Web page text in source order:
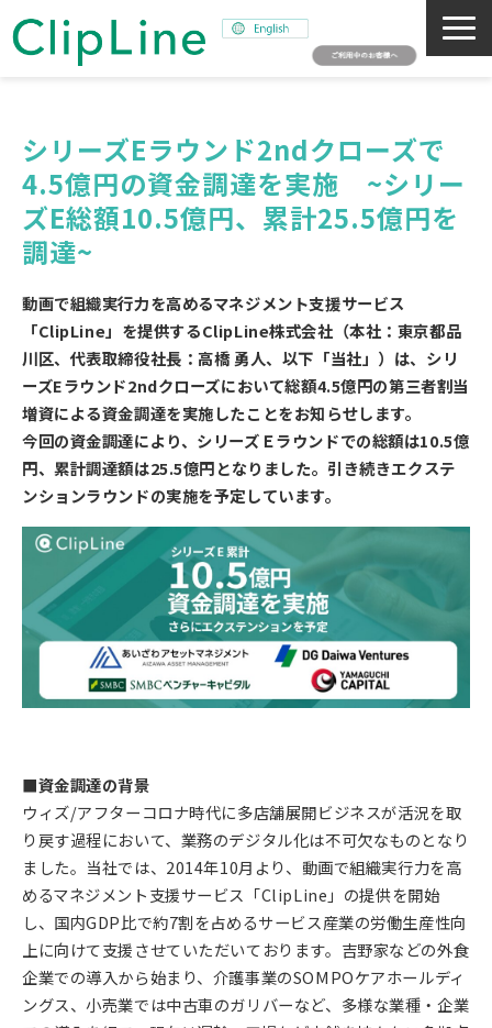
事業紹介
ミッション
ニュース
採用情報
SNAPSHOT
シリーズEラウンド2ndクローズで
4.5億円の資金調達を実施　~シリー
ズE総額10.5億円、累計25.5億円を
調達~
動画で組織実行力を高めるマネジメント支援サービス
「ClipLine」を提供するClipLine株式会社（本社：東京都品
川区、代表取締役社長：高橋 勇人、以下「当社」）は、シリ
ーズEラウンド2ndクローズにおいて総額4.5億円の第三者割当
増資による資金調達を実施したことをお知らせします。
今回の資金調達により、シリーズＥラウンドでの総額は10.5億
円、累計調達額は25.5億円となりました。引き続きエクステ
ンションラウンドの実施を予定しています。
■資金調達の背景
ウィズ/アフターコロナ時代に多店舗展開ビジネスが活況を取
り戻す過程において、業務のデジタル化は不可欠なものとなり
ました。当社では、2014年10月より、動画で組織実行力を高
めるマネジメント支援サービス「ClipLine」の提供を開始
し、国内GDP比で約7割を占めるサービス産業の労働生産性向
上に向けて支援させていただいております。吉野家などの外食
企業での導入から始まり、介護事業のSOMPOケアホールディ
ングス、小売業では中古車のガリバーなど、多様な業種・企業